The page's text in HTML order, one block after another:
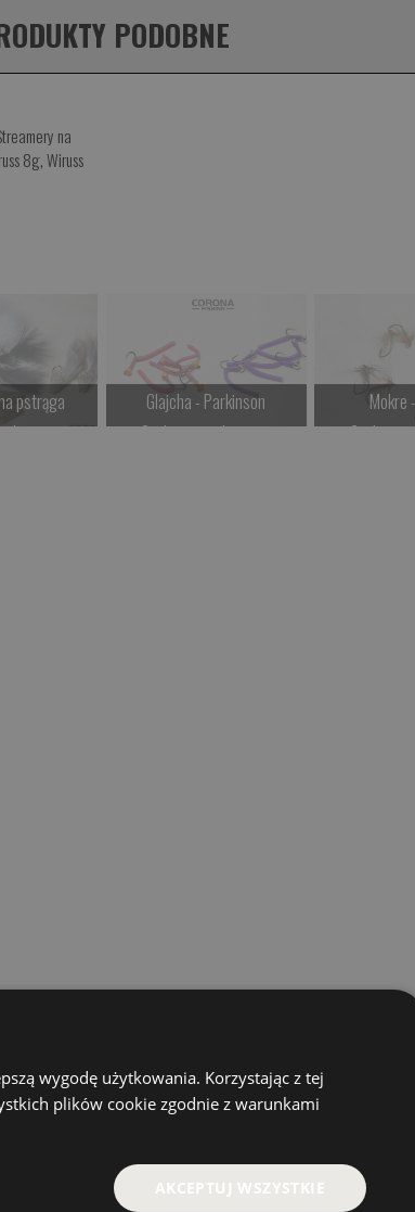
PODOBNE
na
8g,Wiruss
pstrąga
dostawę
Glajcha - Parkinson
Czekamy na dostawę
Mokre
Czekamy
wygodę użytkowania. Korzystając z tej
plików cookie zgodnie z warunkami
AKCEPTUJ WSZYSTKIE